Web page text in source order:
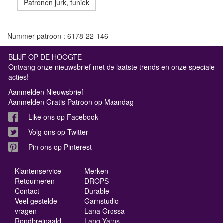
Patronen jurk, tuniek
Nummer patroon : 6178-22-146
BLIJF OP DE HOOGTE
Ontvang onze nieuwsbrief met de laatste trends en onze speciale
acties!
Aanmelden Nieuwsbrief
Aanmelden Gratis Patroon op Maandag
Like ons op Facebook
Volg ons op Twitter
Pin ons op Pinterest
Klantenservice
Retourneren
Contact
Veel gestelde
vragen
Rondbreinaald
Merken
DROPS
Durable
Garnstudio
Lana Grossa
Lang Yarns